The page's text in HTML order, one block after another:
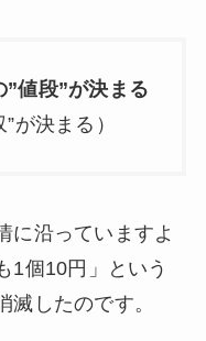
”値段”が決まる
が決まる）
に沿っていますよ
1個10円」という
滅したのです。